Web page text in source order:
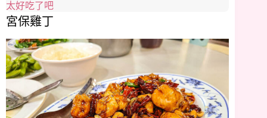
太好吃了吧
宮保雞丁